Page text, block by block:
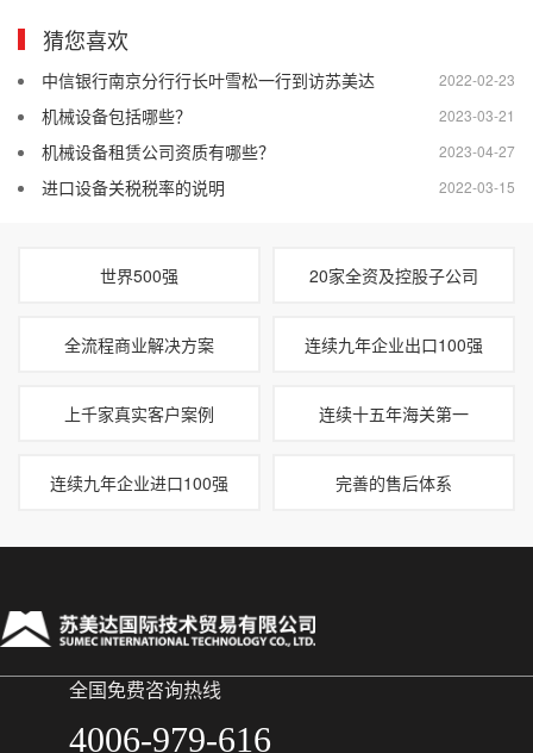
猜您喜欢
2022-02-23
中信银行南京分行行长叶雪松一行到访苏美达
2023-03-21
机械设备包括哪些？
2023-04-27
机械设备租赁公司资质有哪些？
2022-03-15
进口设备关税税率的说明
世界500强 20家全资及控股子公司
全流程商业解决方案 连续九年企业出口100强
上千家真实客户案例 连续十五年海关第一
连续九年企业进口100强 完善的售后体系
全国免费咨询热线
4006-979-616